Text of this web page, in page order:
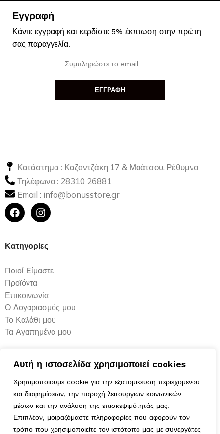
Αυτή η ιστοσελίδα χρησιμοποιεί cookies
Χρησιμοποιούμε cookie για την εξατομίκευση περιεχομένου
και διαφημίσεων, την παροχή λειτουργιών κοινωνικών
μέσων και την ανάλυση της επισκεψιμότητάς μας.
Επιπλέον, μοιραζόμαστε πληροφορίες που αφορούν τον
τρόπο που χρησιμοποιείτε τον ιστότοπό μας με συνεργάτες
Εγγραφή
Κάντε εγγραφή και κερδίστε 5% έκπτωση στην πρώτη
σας παραγγελία.
ΕΓΓΡΑΦΗ
Κατάστημα : Καζαντζάκη 17 & Μοάτσου, Ρέθυμνο
Τηλέφωνο : 28310 26881
Email : info@bonusstore.gr
Κατηγορίες
Ποιοί Είμαστε
Προϊόντα
Επικοινωνία
Ο Λογαριασμός μου
Το Καλάθι μου
Τα Αγαπημένα μου
Χρήσιμα
Τρόποι Αποστολής
Μέθοδοι Πληρωμής
Πολιτική Επιστροφών
Ασφάλεια Συναλλαγών